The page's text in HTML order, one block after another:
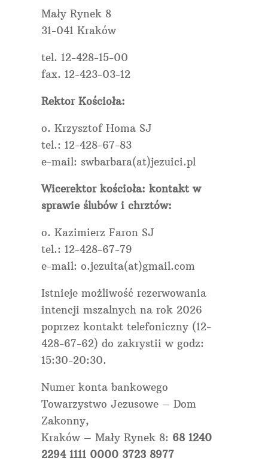
Mały Rynek 8
31-041 Kraków
tel. 12-428-15-00
fax. 12-423-03-12
Rektor Kościoła:
o. Krzysztof Homa SJ
tel.: 12-428-67-83
e-mail: swbarbara(at)jezuici.pl
Wicerektor kościoła: kontakt w
sprawie ślubów i chrztów:
o. Kazimierz Faron SJ
tel.: 12-428-67-79
e-mail: o.jezuita(at)gmail.com
Istnieje możliwość rezerwowania
intencji mszalnych na rok 2026
poprzez kontakt telefoniczny (12-
428-67-62) do zakrystii w godz:
15:30-20:30.
Numer konta bankowego
Towarzystwo Jezusowe – Dom
Zakonny,
Kraków – Mały Rynek 8: 68 1240
2294 1111 0000 3723 8977